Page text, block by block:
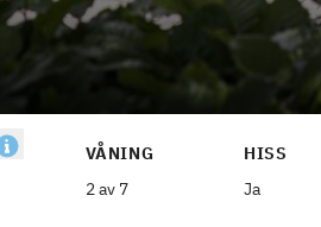
VÅNING
2 av 7
HISS
Ja